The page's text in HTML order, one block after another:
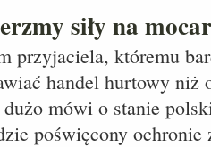
siły na
przyjaciela, któremu
handel hurtowy niż
mówi o stanie
poświęcony